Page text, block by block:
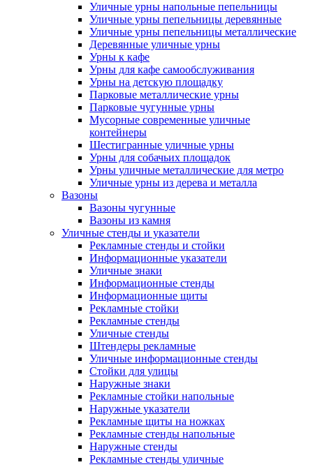
Уличные урны напольные пепельницы
Уличные урны пепельницы деревянные
Уличные урны пепельницы металлические
Деревянные уличные урны
Урны к кафе
Урны для кафе самообслуживания
Урны на детскую площадку
Парковые металлические урны
Парковые чугунные урны
Мусорные современные уличные
контейнеры
Шестигранные уличные урны
Урны для собачьих площадок
Урны уличные металлические для метро
Уличные урны из дерева и металла
Вазоны
Вазоны чугунные
Вазоны из камня
Уличные стенды и указатели
Рекламные стенды и стойки
Информационные указатели
Уличные знаки
Информационные стенды
Информационные щиты
Рекламные стойки
Рекламные стенды
Уличные стенды
Штендеры рекламные
Уличные информационные стенды
Стойки для улицы
Наружные знаки
Рекламные стойки напольные
Наружные указатели
Рекламные щиты на ножках
Рекламные стенды напольные
Наружные стенды
Рекламные стенды уличные